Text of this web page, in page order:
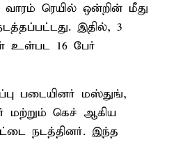
வாரம் ரெயில் ஒன்றின் மீது
இதில், 3
உள்பட 16 பேர்
படையினர் மஸ்துங்,
மற்றும் கெச் ஆகிய
நடத்தினர். இந்த